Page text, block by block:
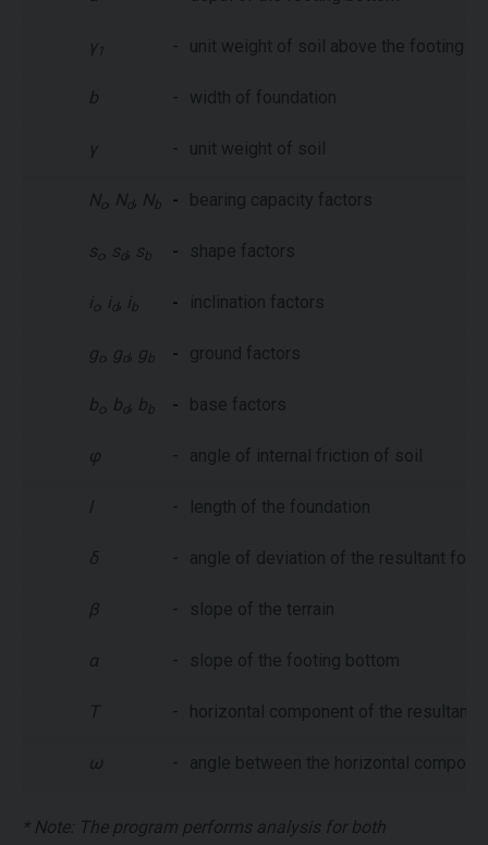
γ 1 - unit weight of soil above the footing
b - width of foundation
γ - unit weight of soil
N , N d, N b - bearing capacity factors
s , s d, s b - shape factors
i , i d, i b - inclination factors
g , g d, g b - ground factors
b , b d, b b - base factors
φ - angle of internal friction of soil
l - length of the foundation
δ - angle of deviation of the resultant
β - slope of the terrain
α - slope of the footing bottom
T - horizontal component of the resultant
ω - angle between the horizontal
* Note: The program performs analysis for both